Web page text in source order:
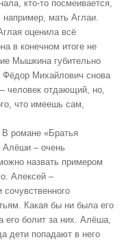
кто-то посмеивается,
например, мать Аглаи.
оценила всё
в конечном итоге не
Мышкина губительно
Фёдор Михайлович снова
– человек отдающий, но,
что имеешь сам,
В романе «Братья
Алёши – очень
назвать примером
Алексей –
Какая бы ни была его
болит за них. Алёша,
дети попадают в него